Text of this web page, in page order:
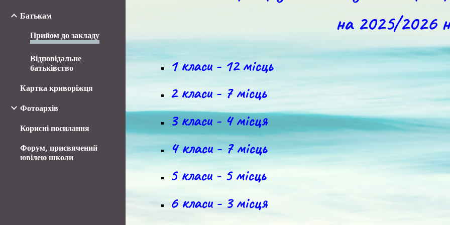
Батькам
Прийом до закладу
Відповідальне
батьківство
Картка криворіжця
Фотоархів
Корисні посилання
Форум, присвячений
ювілею школи
на 2025/2026
1 класи - 12 місць
2 класи - 7 місць
3 класи - 4 місця
4 класи - 7 місць
5 класи - 5 місць
6 класи - 3 місця